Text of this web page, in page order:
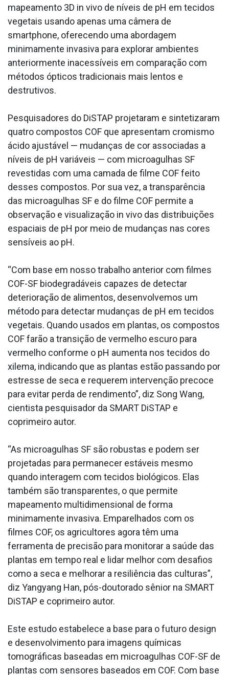
mapeamento 3D in vivo de níveis de pH em tecidos
vegetais usando apenas uma câmera de
smartphone, oferecendo uma abordagem
minimamente invasiva para explorar ambientes
anteriormente inacessíveis em comparação com
métodos ópticos tradicionais mais lentos e
destrutivos.
Pesquisadores do DiSTAP projetaram e sintetizaram
quatro compostos COF que apresentam cromismo
ácido ajustável — mudanças de cor associadas a
níveis de pH variáveis — com microagulhas SF
revestidas com uma camada de filme COF feito
desses compostos. Por sua vez, a transparência
das microagulhas SF e do filme COF permite a
observação e visualização in vivo das distribuições
espaciais de pH por meio de mudanças nas cores
sensíveis ao pH.
“Com base em nosso trabalho anterior com filmes
COF-SF biodegradáveis capazes de detectar
deterioração de alimentos, desenvolvemos um
método para detectar mudanças de pH em tecidos
vegetais. Quando usados em plantas, os compostos
COF farão a transição de vermelho escuro para
vermelho conforme o pH aumenta nos tecidos do
xilema, indicando que as plantas estão passando por
estresse de seca e requerem intervenção precoce
para evitar perda de rendimento”, diz Song Wang,
cientista pesquisador da SMART DiSTAP e
coprimeiro autor.
“As microagulhas SF são robustas e podem ser
projetadas para permanecer estáveis mesmo
quando interagem com tecidos biológicos. Elas
também são transparentes, o que permite
mapeamento multidimensional de forma
minimamente invasiva. Emparelhados com os
filmes COF, os agricultores agora têm uma
ferramenta de precisão para monitorar a saúde das
plantas em tempo real e lidar melhor com desafios
como a seca e melhorar a resiliência das culturas”,
diz Yangyang Han, pós-doutorado sênior na SMART
DiSTAP e coprimeiro autor.
Este estudo estabelece a base para o futuro design
e desenvolvimento para imagens químicas
tomográficas baseadas em microagulhas COF-SF de
plantas com sensores baseados em COF. Com base